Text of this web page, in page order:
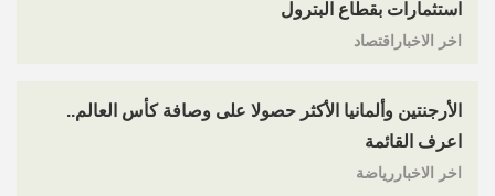
استثمارات بقطاع البترول
اخر الاخباراقتصاد
الأرجنتين وألمانيا الأكثر حصولا على وصافة كأس العالم..
اعرف القائمة
اخر الاخباررياضة